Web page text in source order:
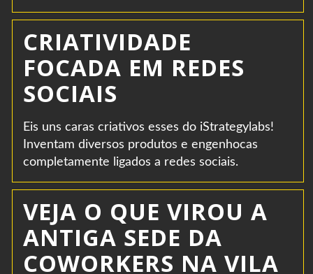
CRIATIVIDADE
FOCADA EM REDES
SOCIAIS
Eis uns caras criativos esses do iStrategylabs!
Inventam diversos produtos e engenhocas
completamente ligados a redes sociais.
VEJA O QUE VIROU A
ANTIGA SEDE DA
COWORKERS NA VILA